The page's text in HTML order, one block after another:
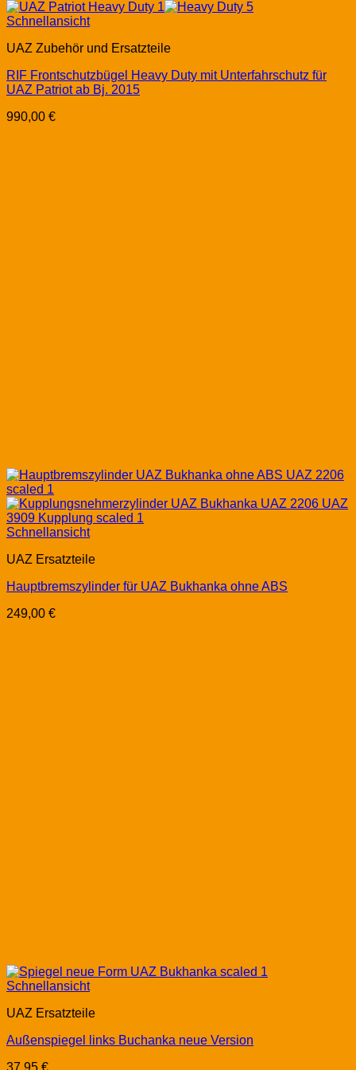
Schnellansicht
UAZ Zubehör und Ersatzteile
RIF Frontschutzbügel Heavy Duty mit Unterfahrschutz für
UAZ Patriot ab Bj. 2015
990,00 €
Schnellansicht
UAZ Ersatzteile
Hauptbremszylinder für UAZ Bukhanka ohne ABS
249,00 €
Schnellansicht
UAZ Ersatzteile
Außenspiegel links Buchanka neue Version